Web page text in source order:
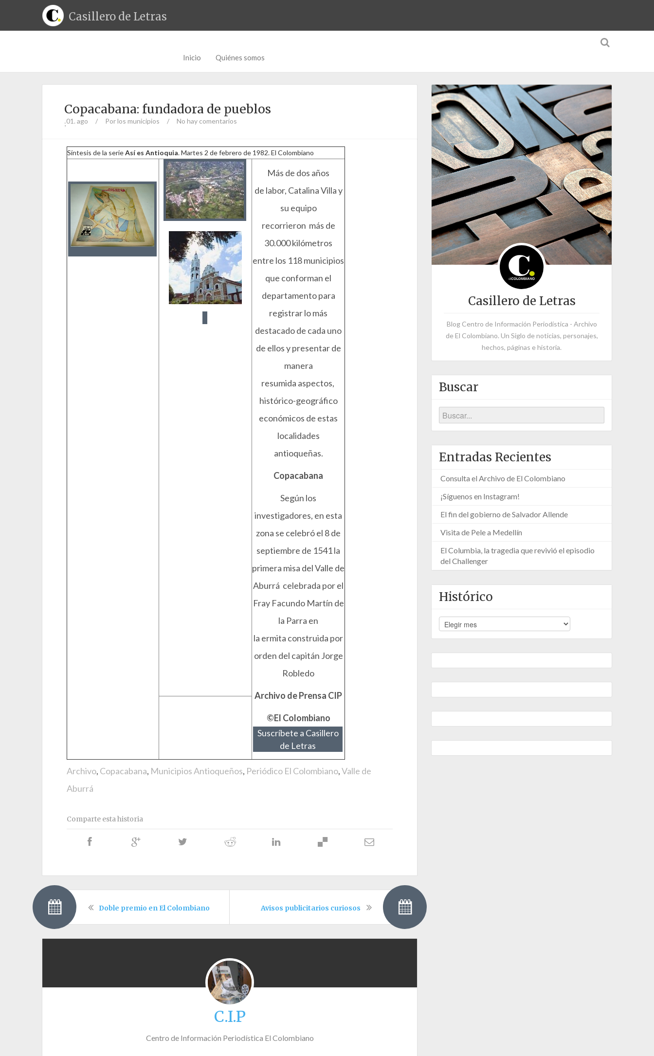
Casillero de Letras
Inicio Quiénes somos
Copacabana: fundadora de pueblos
;01. ago / Por los municipios / No hay comentarios
Síntesis de la serieAsí es Antioquia. Martes 2 de febrero de 1982. El Colombiano
Más de dos años
de labor, Catalina Villa y
su equipo
recorrieron más de
30.000 kilómetros
entre los 118 municipios
que conforman el
departamento para
registrar lo más
destacado de cada uno
de ellos y presentar de
manera
resumida aspectos,
histórico-geográfico
económicos de estas
localidades
antioqueñas.
Copacabana
Según los
investigadores, en esta
zona se celebró el 8 de
septiembre de 1541 la
primera misa del Valle de
Aburrá celebrada por el
Fray Facundo Martín de
la Parra en
la ermita construida por
orden del capitán Jorge
Robledo
Archivo de Prensa CIP
©El Colombiano
Suscríbete a Casillero
de Letras
Archivo, Copacabana, Municipios Antioqueños, Periódico El Colombiano,Valle de
Aburrá
Comparte esta historia
Doble premio en El Colombiano Avisos publicitarios curiosos
C.I.P
Centro de Información Periodística El Colombiano
Casillero de Letras
Blog Centro de Información Periodística - Archivo
de El Colombiano. Un Siglo de noticias, personajes,
hechos, páginas e historia.
Buscar
Entradas Recientes
Consulta el Archivo de El Colombiano
¡Síguenos en Instagram!
El fin del gobierno de Salvador Allende
Visita de Pele a Medellín
El Columbia, la tragedia que revivió el episodio
del Challenger
Histórico